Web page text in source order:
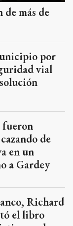
más de
por
vial
fueron
de
en un
a Gardey
Richard
el libro